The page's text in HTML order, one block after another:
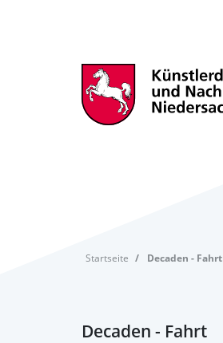
Startseite Decaden - Fahrt
Decaden - Fahrt